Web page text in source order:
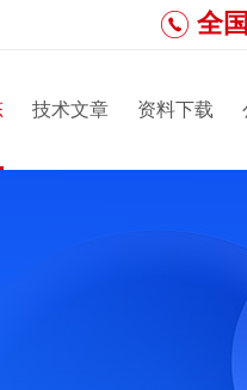
全
技术文章 资料下载